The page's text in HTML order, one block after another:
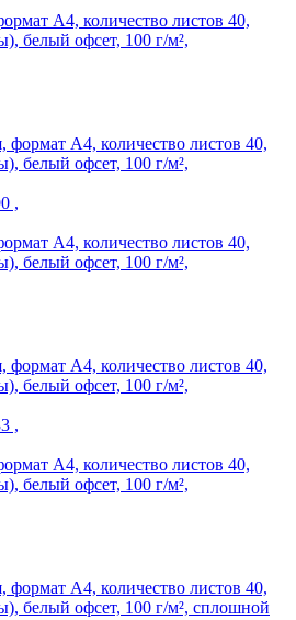
А4, количество листов 40,
белый офсет, 100 г/м²,
,
А4, количество листов 40,
белый офсет, 100 г/м²,
,
А4, количество листов 40,
белый офсет, 100 г/м²,